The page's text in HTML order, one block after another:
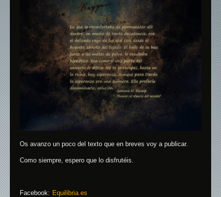
Os avanzo un poco del texto que en breves voy a publicar.
Como siempre, espero que lo disfrutéis.
Facebook: Equilibria.es